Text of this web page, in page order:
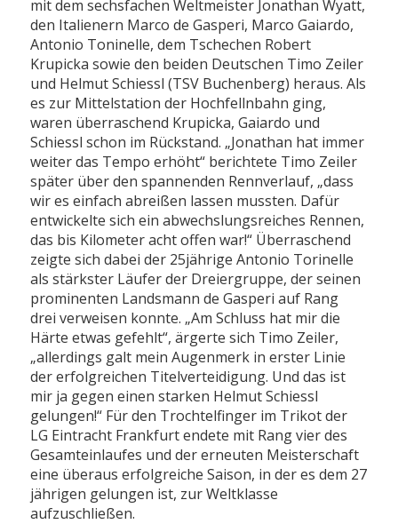
mit dem sechsfachen Weltmeister Jonathan Wyatt,
den Italienern Marco de Gasperi, Marco Gaiardo,
Antonio Toninelle, dem Tschechen Robert
Krupicka sowie den beiden Deutschen Timo Zeiler
und Helmut Schiessl (TSV Buchenberg) heraus. Als
es zur Mittelstation der Hochfellnbahn ging,
waren überraschend Krupicka, Gaiardo und
Schiessl schon im Rückstand. „Jonathan hat immer
weiter das Tempo erhöht“ berichtete Timo Zeiler
später über den spannenden Rennverlauf, „dass
wir es einfach abreißen lassen mussten. Dafür
entwickelte sich ein abwechslungsreiches Rennen,
das bis Kilometer acht offen war!“ Überraschend
zeigte sich dabei der 25jährige Antonio Torinelle
als stärkster Läufer der Dreiergruppe, der seinen
prominenten Landsmann de Gasperi auf Rang
drei verweisen konnte. „Am Schluss hat mir die
Härte etwas gefehlt“, ärgerte sich Timo Zeiler,
„allerdings galt mein Augenmerk in erster Linie
der erfolgreichen Titelverteidigung. Und das ist
mir ja gegen einen starken Helmut Schiessl
gelungen!“ Für den Trochtelfinger im Trikot der
LG Eintracht Frankfurt endete mit Rang vier des
Gesamteinlaufes und der erneuten Meisterschaft
eine überaus erfolgreiche Saison, in der es dem 27
jährigen gelungen ist, zur Weltklasse
aufzuschließen.